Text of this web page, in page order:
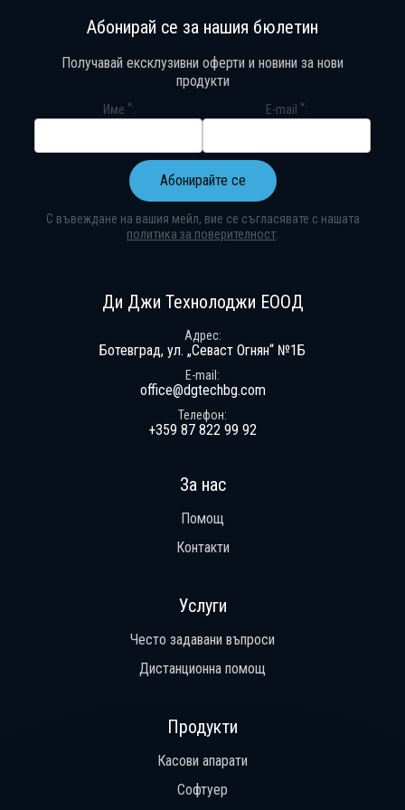
За нас
Помощ
Контакти
Услуги
Често задавани въпроси
Дистанционна помощ
Продукти
Касови апарати
Софтуер
Ди Джи Технолоджи ЕООД
Адрес
Ботевград, ул. „Севаст Огнян“ №1Б
E-mail
office@dgtechbg.com
Телефон
+359 87 822 99 92
Абонирай се за нашия бюлетин
Получавай ексклузивни оферти и новини за нови
продукти
Име * E-mail *
Абонирайте се
С въвеждане на вашия мейл, вие се съгласявате с нашата
политика за поверителност